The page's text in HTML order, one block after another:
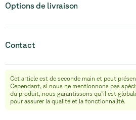
Options de livraison
Contact
info@relievefurniture.com
+32 (0) 492 09 18 86
Cet article est de seconde main et peut
Cependant, si nous ne mentionnons pas
du produit, nous garantissons qu'il est
pour assurer la qualité et la fonctionnalité.